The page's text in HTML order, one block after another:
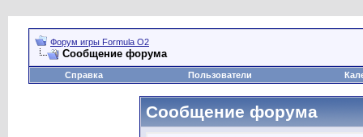
Форум игры Formula O2
Сообщение форума
Справка Пользователи
Сообщение форума